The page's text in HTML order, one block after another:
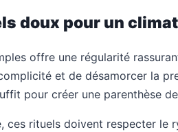
doux pour un
offre une régularité
et de désamorcer la
pour créer une parenthèse
ces rituels doivent respecter